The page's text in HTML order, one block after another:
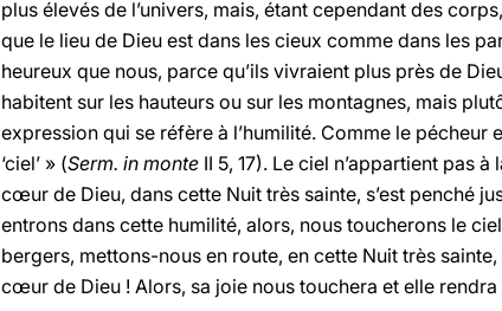
plus élevés de l’univers, mais, étant cependant des
que le lieu de Dieu est dans les cieux comme dans les
heureux que nous, parce qu’ils vivraient plus près de
habitent sur les hauteurs ou sur les montagnes, mais
expression qui se réfère à l’humilité. Comme le pécheur
‘ciel’ » (Serm. in monte II 5, 17). Le ciel n’appartient pas
cœur de Dieu, dans cette Nuit très sainte, s’est penché
entrons dans cette humilité, alors, nous toucherons le
bergers, mettons-nous en route, en cette Nuit très
cœur de Dieu ! Alors, sa joie nous touchera et elle